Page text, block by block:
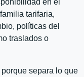
tarifaria,
políticas del
traslados o
separa lo que